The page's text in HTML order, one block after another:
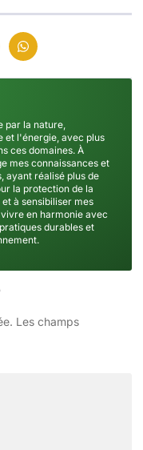
par la nature,
et l'énergie, avec plus
ces domaines. À
mes connaissances et
ayant réalisé plus de
la protection de la
à sensibiliser mes
en harmonie avec
durables et
Les champs